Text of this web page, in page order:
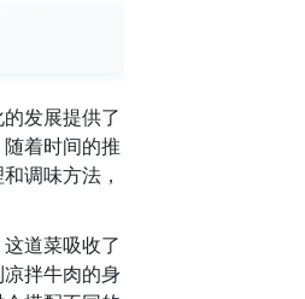
发展提供了
着时间的推
调味方法，
道菜吸收了
拌牛肉的身